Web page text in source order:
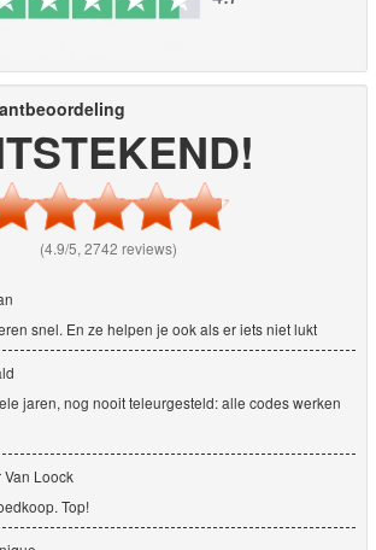
(4.9/5, 2742 reviews)
snel. En ze helpen je ook als er iets niet lukt
jaren, nog nooit teleurgesteld: alle codes werken
Van Loock
Top!